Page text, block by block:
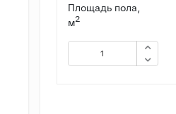
Площадь пола,
м2